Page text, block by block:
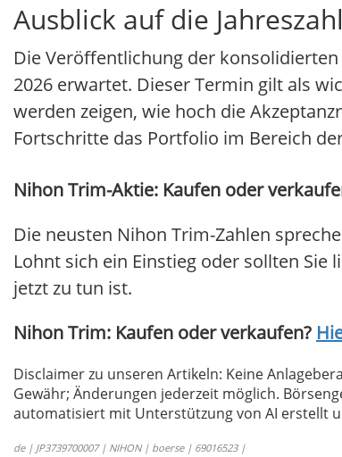
Ausblick auf die
Die Veröffentlichung der
2026 erwartet. Dieser Termin gilt als
werden zeigen, wie hoch die
Fortschritte das Portfolio im Bereich
Nihon Trim-Aktie: Kaufen oder
Die neusten Nihon Trim-Zahlen
Lohnt sich ein Einstieg oder sollten Sie
jetzt zu tun ist.
Nihon Trim: Kaufen oder verkaufen?
Disclaimer zu unseren Artikeln: Keine
Gewähr; Änderungen jederzeit möglich.
automatisiert mit Unterstützung von AI erstellt
de | JP3739700007 | NIHON | boerse | 69016523 |